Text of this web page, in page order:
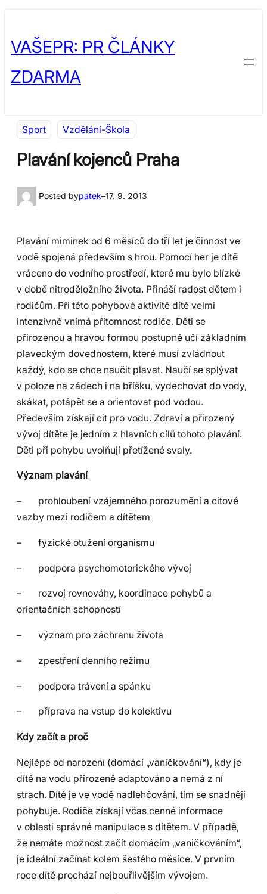
obsah
content
VAŠEPR: PR ČLÁNKY
ZDARMA
Sport Vzdělání-Škola
Plavání kojenců Praha
Posted bypatek–17. 9. 2013
Plavání miminek od 6 měsíců do tří let je činnost ve
vodě spojená především s hrou. Pomocí her je dítě
vráceno do vodního prostředí, které mu bylo blízké
v době nitroděložního života. Přináší radost dětem i
rodičům. Při této pohybové aktivitě dítě velmi
intenzivně vnímá přítomnost rodiče. Děti se
přirozenou a hravou formou postupně učí základním
plaveckým dovednostem, které musí zvládnout
každý, kdo se chce naučit plavat. Naučí se splývat
v poloze na zádech i na bříšku, vydechovat do vody,
skákat, potápět se a orientovat pod vodou.
Především získají cit pro vodu. Zdraví a přirozený
vývoj dítěte je jedním z hlavních cílů tohoto plavání.
Děti při pohybu uvolňují přetížené svaly.
Význam plavání
– prohloubení vzájemného porozumění a citové
vazby mezi rodičem a dítětem
– fyzické otužení organismu
– podpora psychomotorického vývoj
– rozvoj rovnováhy, koordinace pohybů a
orientačních schopností
– význam pro záchranu života
– zpestření denního režimu
– podpora trávení a spánku
– příprava na vstup do kolektivu
Kdy začít a proč
Nejlépe od narození (domácí „vaničkování“), kdy je
dítě na vodu přirozeně adaptováno a nemá z ní
strach. Dítě je ve vodě nadlehčování, tím se snadněji
pohybuje. Rodiče získají včas cenné informace
v oblasti správné manipulace s dítětem. V případě,
že nemáte možnost začít domácím „vaničkováním“,
je ideální začínat kolem šestého měsíce. V prvním
roce dítě prochází nejbouřlivějším vývojem.